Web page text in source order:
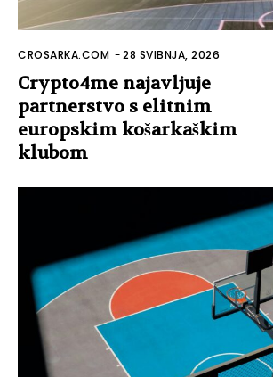
CROSARKA.COM -28 SVIBNJA, 2026
Crypto4me najavljuje
partnerstvo s elitnim
europskim košarkaškim
klubom